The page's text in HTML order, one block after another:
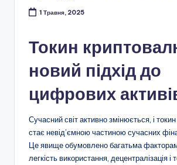
1 Травня, 2025
Токин
новий підхід до
цифрових
Сучасний світ активно змінюється, і
стає невід’ємною частиною сучасних
Це явище обумовлено багатьма
легкість використання, децентралізація і